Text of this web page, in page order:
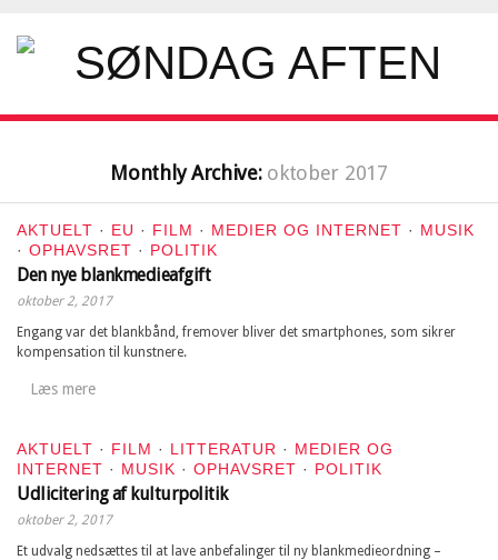
Monthly Archive: oktober 2017
AKTUELT · EU · FILM · MEDIER OG INTERNET · MUSIK
· OPHAVSRET · POLITIK
Den nye blankmedieafgift
oktober 2, 2017
Engang var det blankbånd, fremover bliver det smartphones, som sikrer
kompensation til kunstnere.
Læs mere
AKTUELT · FILM · LITTERATUR · MEDIER OG
INTERNET · MUSIK · OPHAVSRET · POLITIK
Udlicitering af kulturpolitik
oktober 2, 2017
Et udvalg nedsættes til at lave anbefalinger til ny blankmedieordning –